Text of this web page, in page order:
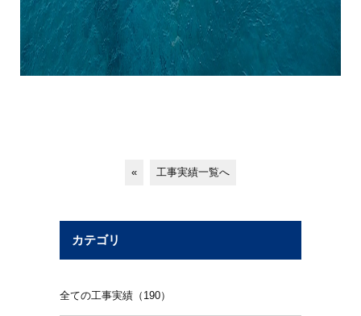
« 工事実績一覧へ
カテゴリ
全ての工事実績（190）